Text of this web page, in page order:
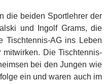
die beiden Sportlehrer der
und Ingolf Grams, die
Tischtennis-AG ins Leben
Die Tischtennis-
bei den Jungen wie
ein und waren auch im